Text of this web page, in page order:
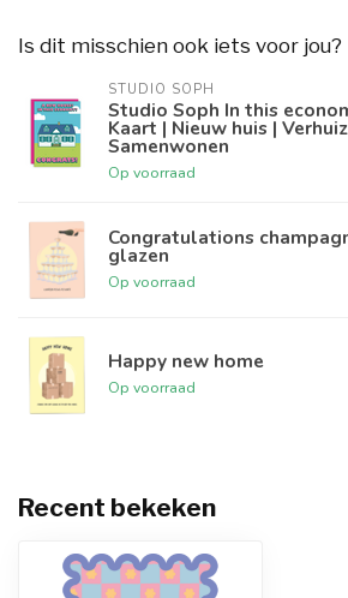
Is dit misschien ook iets voor jou?
STUDIO SOPH
Studio Soph In this
Kaart | Nieuw huis |
Samenwonen
Op voorraad
Congratulations
glazen
Op voorraad
Happy new home
Op voorraad
Recent bekeken